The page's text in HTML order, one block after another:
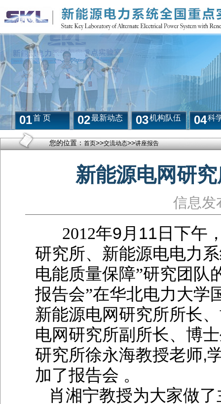
01首 页 02最新动态 03机构队伍 04科
您的位置：首页>>交流动态>>讲座报告
新能源电网研
信息发
2012年9月 11 日下午
研究所、新能源电电力
电能质量保障”研究团队
报告会”在华北电力大学
新能源电网研究所所长
电网研究所副所长、博
研究所徐永海教授老师,
加了报告会 。
肖湘宁教授为大家做